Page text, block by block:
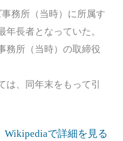
務所（当時）に所属す
年長者となっていた。
務所（当時）の取締役
は、同年末をもって引
Wikipediaで詳細を見る